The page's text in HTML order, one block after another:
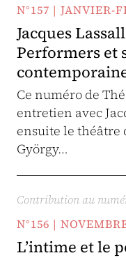
N°157 | JANVIER-
Jacques
Performers et
Ce numéro de
entretien avec
ensuite le
György…
Contribution au
N°156 |
L’intime et le